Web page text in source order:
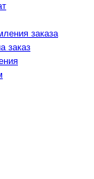
заказа
заказ